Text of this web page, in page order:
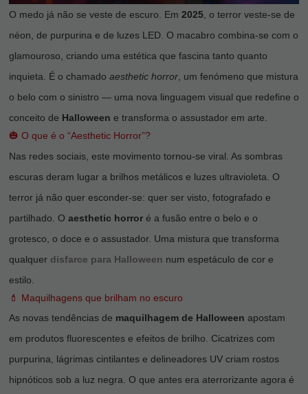
Vá em frente! Estávamos esperando por você.
CRIAR CONTA
O medo já não se veste de escuro. Em 2025, o terror veste-se de
néon, de purpurina e de luzes LED. O macabro combina-se com o
glamouroso, criando uma estética que fascina tanto quanto
inquieta. É o chamado aesthetic horror, um fenómeno que mistura
o belo com o sinistro — uma nova linguagem visual que redefine o
conceito de Halloween e transforma o assustador em arte.
🎃 O que é o “Aesthetic Horror”?
Nas redes sociais, este movimento tornou-se viral. As sombras
escuras deram lugar a brilhos metálicos e luzes ultravioleta. O
terror já não quer esconder-se: quer ser visto, fotografado e
partilhado. O aesthetic horror é a fusão entre o belo e o
grotesco, o doce e o assustador. Uma mistura que transforma
qualquer disfarce para Halloween num espetáculo de cor e
estilo.
💄 Maquilhagens que brilham no escuro
As novas tendências de maquilhagem de Halloween apostam
em produtos fluorescentes e efeitos de brilho. Cicatrizes com
purpurina, lágrimas cintilantes e delineadores UV criam rostos
hipnóticos sob a luz negra. O que antes era aterrorizante agora é